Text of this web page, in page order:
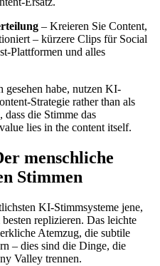
– Kreieren Sie Content,
– kürzere Clips für Social
Plattformen und alles
gesehen habe, nutzen KI-
Strategie rather than als
dass die Stimme das
lies in the content itself.
menschliche
Stimmen
KI-Stimmsysteme jene,
replizieren. Das leichte
Atemzug, die subtile
– dies sind die Dinge, die
Valley trennen.